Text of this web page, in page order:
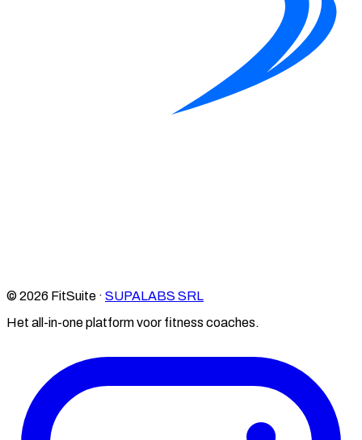
© 2026 FitSuite · SUPALABS SRL
Het all-in-one platform voor fitness coaches.